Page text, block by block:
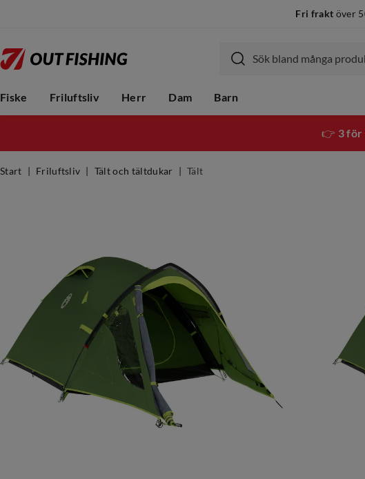
Fri frakt över
Fiske Friluftsliv Herr Dam Barn
👉 3 för
Start Friluftsliv Tält och tältdukar Tält